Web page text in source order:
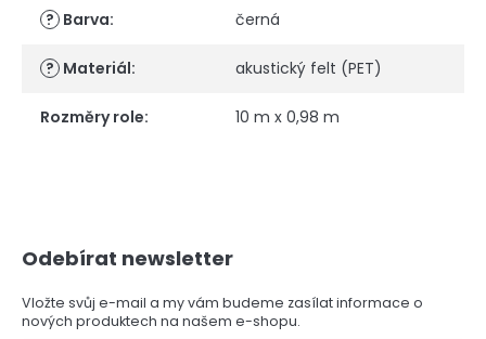
? Barva: černá
? Materiál: akustický felt (PET)
Rozměry role: 10 m x 0,98 m
Odebírat newsletter
Vložte svůj e-mail a my vám budeme zasílat informace o
nových produktech na našem e-shopu.